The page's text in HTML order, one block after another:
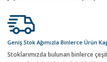
Geniş Stok Ağımızla Binlerce Ürün
Stoklarımızda bulunan binlerce